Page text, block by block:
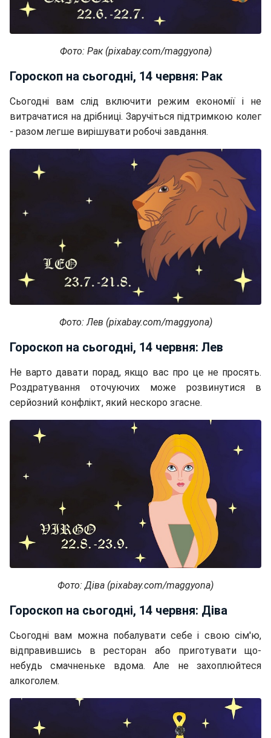
Фото: Рак (pixabay.com/maggyona)
Гороскоп на сьогодні, 14 червня: Рак
Сьогодні вам слід включити режим економії і не
витрачатися на дрібниці. Заручіться підтримкою колег
- разом легше вирішувати робочі завдання.
Фото: Лев (pixabay.com/maggyona)
Гороскоп на сьогодні, 14 червня: Лев
Не варто давати порад, якщо вас про це не просять.
Роздратування оточуючих може розвинутися в
серйозний конфлікт, який нескоро згасне.
Фото: Діва (pixabay.com/maggyona)
Гороскоп на сьогодні, 14 червня: Діва
Сьогодні вам можна побалувати себе і свою сім'ю,
відправившись в ресторан або приготувати що-
небудь смачненьке вдома. Але не захоплюйтеся
алкоголем.